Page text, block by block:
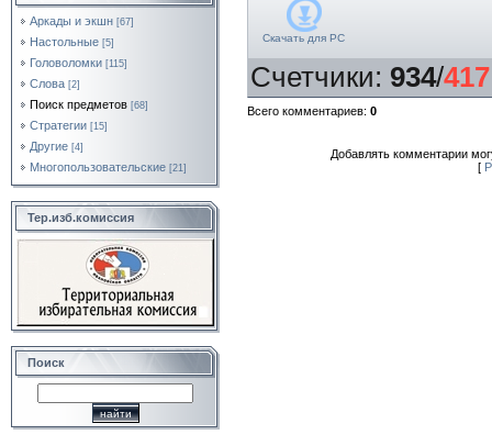
Аркады и экшн [67]
Настольные [5]
Головоломки [115]
Слова [2]
Поиск предметов [68]
Стратегии [15]
Другие [4]
Многопользовательские [21]
Тер.изб.комиссия
Поиск
Скачать для PC
Счетчики: 934/417
Всего комментариев: 0
Добавлять комментарии
[